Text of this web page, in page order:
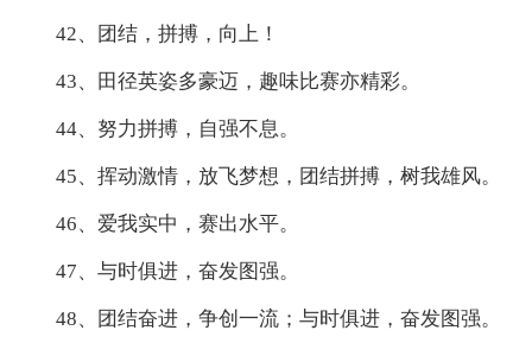
42、团结，拼搏，向上！
43、田径英姿多豪迈，趣味比赛亦精彩。
44、努力拼搏，自强不息。
45、挥动激情，放飞梦想，团结拼搏，树我雄风。
46、爱我实中，赛出水平。
47、与时俱进，奋发图强。
48、团结奋进，争创一流；与时俱进，奋发图强。